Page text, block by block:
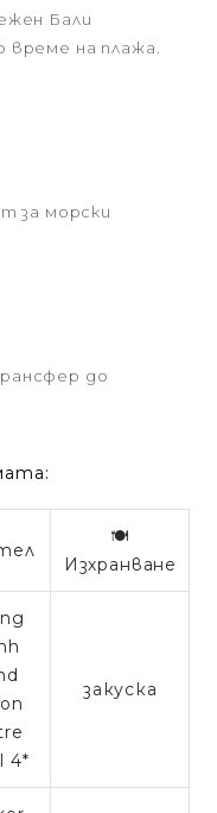
Бали
на плажа.
за морски
до
🍽️
Изхранване
4*
закуска